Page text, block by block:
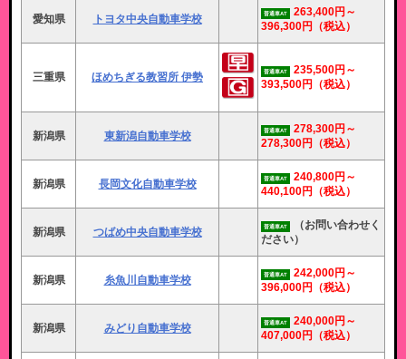
愛知県 トヨタ中央自動車学校 普通車AT
263,400円～
396,300円
（税込）
三重県 ほめちぎる教習所 伊勢 普通車AT
235,500円～
393,500円
（税込）
新潟県 東新潟自動車学校 普通車AT
278,300円～
278,300円
（税込）
新潟県 長岡文化自動車学校 普通車AT
240,800円～
440,100円
（税込）
新潟県 つばめ中央自動車学校 普通車AT
（お問い合わせく
ださい）
新潟県 糸魚川自動車学校 普通車AT
242,000円～
396,000円
（税込）
新潟県 みどり自動車学校 普通車AT
240,000円～
407,000円
（税込）